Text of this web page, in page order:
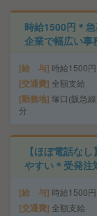
時給1500円＊
企業で幅広い事
給 与 時給1500
交通費 全額支給
勤務地 塚口(阪急
分
【ほぼ電話な
やすい＊受発注
給 与 時給1500
交通費 全額支給